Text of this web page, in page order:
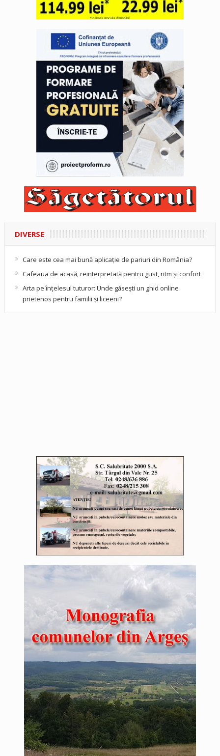
DIVERSE
Care este cea mai bună aplicație de pariuri din România?
Cafeaua de acasă, reinterpretată pentru gust, ritm și confort
Arta pe înțelesul tuturor: Unde găsești un ghid online
prietenos pentru familii și liceeni?